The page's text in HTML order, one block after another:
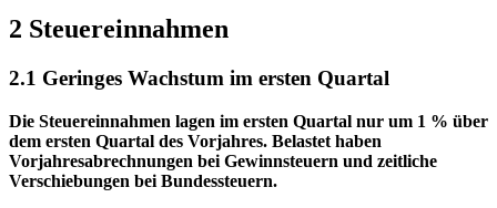
2 Steuereinnahmen
2.1 Geringes Wachstum im ersten Quartal
Die Steuereinnahmen lagen im ersten Quartal nur um 1 % über
dem ersten Quartal des Vorjahres. Belastet haben
Vorjahresabrechnungen bei Gewinnsteuern und zeitliche
Verschiebungen bei Bundessteuern.